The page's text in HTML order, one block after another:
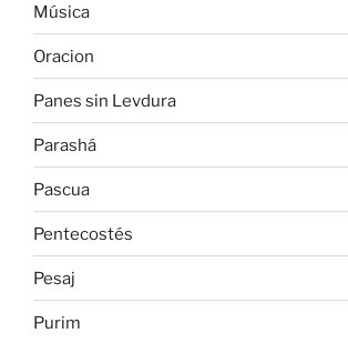
Música
Oracion
Panes sin Levdura
Parashá
Pascua
Pentecostés
Pesaj
Purim